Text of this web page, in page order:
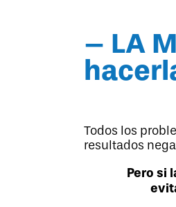
– LA
Todos los
resultados
Pero si